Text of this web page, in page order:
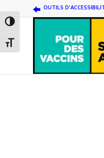
Passer en contraste élevé
Changer la taille de la police
OUTILS